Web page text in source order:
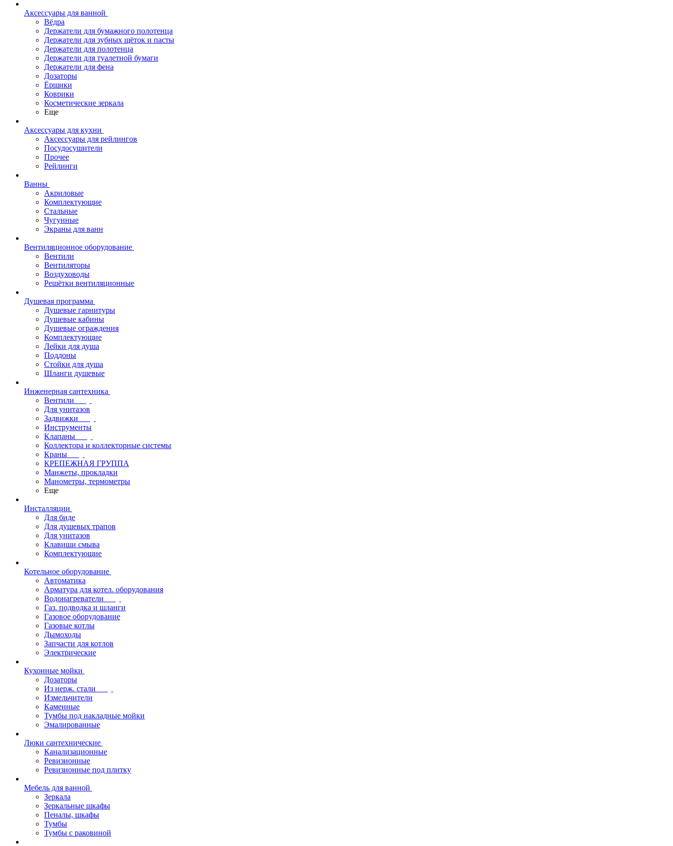
Аксессуары для ванной
Вёдра
Держатели для бумажного полотенца
Держатели для зубных щёток и пасты
Держатели для полотенца
Держатели для туалетной бумаги
Держатели для фена
Дозаторы
Ёршики
Коврики
Косметические зеркала
Еще
Аксессуары для кухни
Аксессуары для рейлингов
Посудосушители
Прочее
Рейлинги
Ванны
Акриловые
Комплектующие
Стальные
Чугунные
Экраны для ванн
Вентиляционное оборудование
Вентили
Вентиляторы
Воздуховоды
Решётки вентиляционные
Душевая программа
Душевые гарнитуры
Душевые кабины
Душевые ограждения
Комплектующие
Лейки для душа
Поддоны
Стойки для душа
Шланги душевые
Инженерная сантехника
Вентили
Для унитазов
Задвижки
Инструменты
Клапаны
Коллектора и коллекторные системы
Краны
КРЕПЕЖНАЯ ГРУППА
Манжеты, прокладки
Манометры, термометры
Еще
Инсталляции
Для биде
Для душевых трапов
Для унитазов
Клавиши смыва
Комплектующие
Котельное оборудование
Автоматика
Арматура для котел. оборудования
Водонагреватели
Газ. подводка и шланги
Газовое оборудование
Газовые котлы
Дымоходы
Запчасти для котлов
Электрические
Кухонные мойки
Дозаторы
Из нерж. стали
Измельчители
Каменные
Тумбы под накладные мойки
Эмалированные
Люки сантехнические
Канализационные
Ревизионные
Ревизионные под плитку
Мебель для ванной
Зеркала
Зеркальные шкафы
Пеналы, шкафы
Тумбы
Тумбы с раковиной